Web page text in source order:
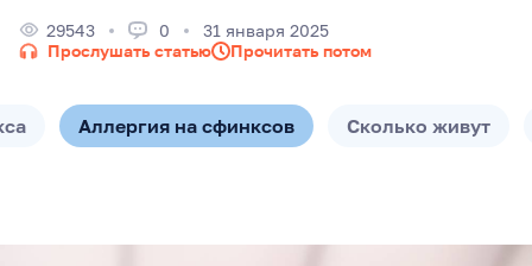
29543 0
31 января 2025
Прослушать статью
Прочитать потом
Аллергия на сфинксов Сколько живут